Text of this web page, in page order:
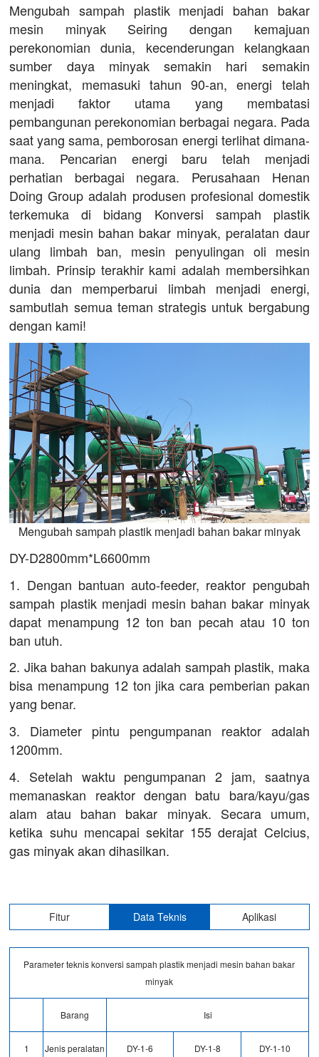
Mengubah sampah plastik menjadi bahan bakar
mesin minyak Seiring dengan kemajuan
perekonomian dunia, kecenderungan kelangkaan
sumber daya minyak semakin hari semakin
meningkat, memasuki tahun 90-an, energi telah
menjadi faktor utama yang membatasi
pembangunan perekonomian berbagai negara. Pada
saat yang sama, pemborosan energi terlihat dimana-
mana. Pencarian energi baru telah menjadi
perhatian berbagai negara. Perusahaan Henan
Doing Group adalah produsen profesional domestik
terkemuka di bidang Konversi sampah plastik
menjadi mesin bahan bakar minyak, peralatan daur
ulang limbah ban, mesin penyulingan oli mesin
limbah. Prinsip terakhir kami adalah membersihkan
dunia dan memperbarui limbah menjadi energi,
sambutlah semua teman strategis untuk bergabung
dengan kami!
Mengubah sampah plastik menjadi bahan bakar minyak
DY-D2800mm*L6600mm
1. Dengan bantuan auto-feeder, reaktor pengubah
sampah plastik menjadi mesin bahan bakar minyak
dapat menampung 12 ton ban pecah atau 10 ton
ban utuh.
2. Jika bahan bakunya adalah sampah plastik, maka
bisa menampung 12 ton jika cara pemberian pakan
yang benar.
3. Diameter pintu pengumpanan reaktor adalah
1200mm.
4. Setelah waktu pengumpanan 2 jam, saatnya
memanaskan reaktor dengan batu bara/kayu/gas
alam atau bahan bakar minyak. Secara umum,
ketika suhu mencapai sekitar 155 derajat Celcius,
gas minyak akan dihasilkan.
Fitur Data Teknis Aplikasi
Parameter teknis konversi sampah plastik menjadi mesin bahan bakar
minyak
Barang Isi
1 Jenis peralatan DY-1-6 DY-1-8 DY-1-10